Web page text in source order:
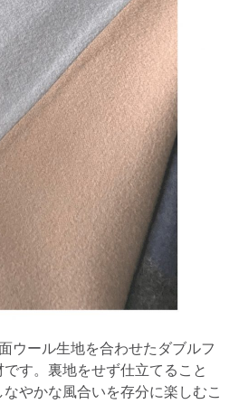
ウール生地を合わせたダブルフ
す。裏地をせず仕立てること
やかな風合いを存分に楽しむこ